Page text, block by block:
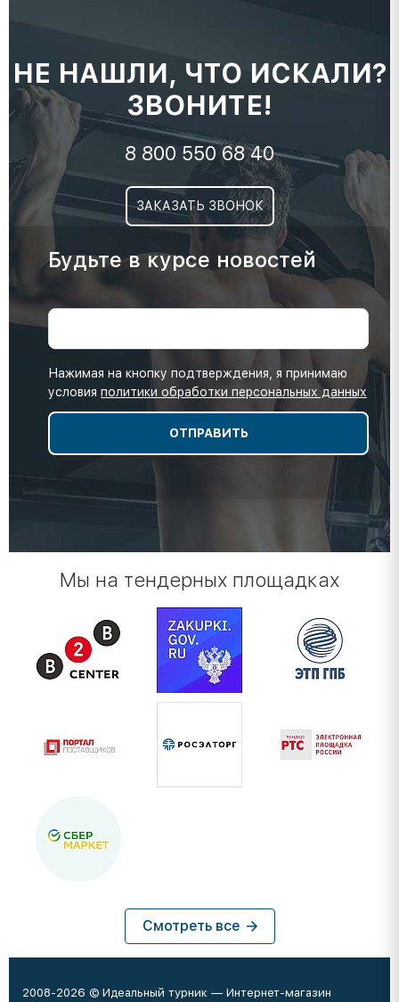
НЕ НАШЛИ, ЧТО ИСКАЛИ?
ЗВОНИТЕ!
8 800 550 68 40
ЗАКАЗАТЬ ЗВОНОК
Будьте в курсе новостей
Нажимая на кнопку подтверждения, я принимаю
условия политики обработки персональных данных
Мы на тендерных площадках
Смотреть все
2008-2026 © Идеальный турник — Интернет-магазин